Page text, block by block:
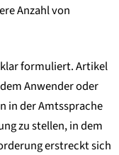
Anzahl von
klar formuliert. Artikel
Anwender oder
in der Amtssprache
zu stellen, in dem
erstreckt sich